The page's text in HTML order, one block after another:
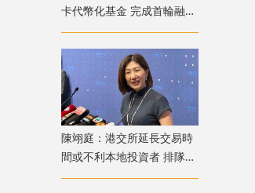
卡代幣化基金 完成首輪融資
兼獲超購
陳翊庭：港交所延長交易時
間或不利本地投資者 排隊上
市公司數量創新高